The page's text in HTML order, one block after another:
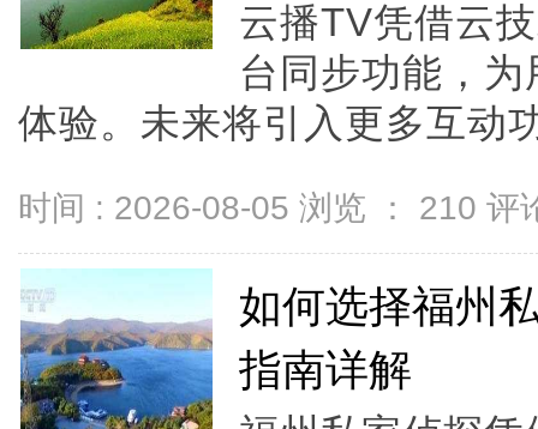
云播TV凭借云
台同步功能，
体验。未来将引入更多互动
时间 : 2026-08-05 浏览 ： 210 评
如何选择福州
指南详解